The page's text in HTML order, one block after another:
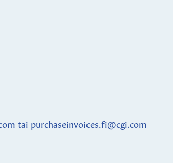
tai purchaseinvoices.fi@cgi.com